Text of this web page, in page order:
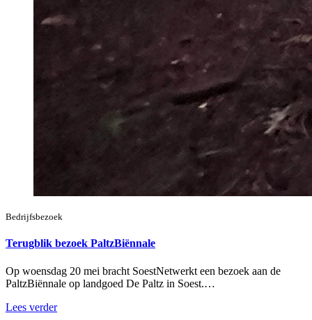
Bedrijfsbezoek
Terugblik bezoek PaltzBiënnale
Op woensdag 20 mei bracht SoestNetwerkt een bezoek aan de
PaltzBiënnale op landgoed De Paltz in Soest.…
Lees verder